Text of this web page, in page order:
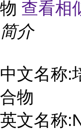
物 查看相
简介
中文名称:
合物
英文名称